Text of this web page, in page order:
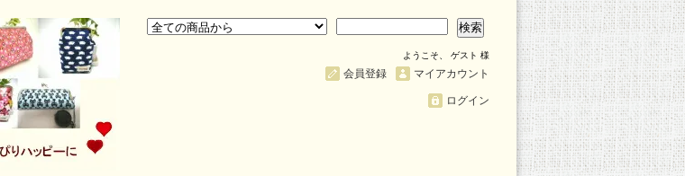
検索
ようこそ、 ゲスト 様
マイアカウント
会員登録
ログイン